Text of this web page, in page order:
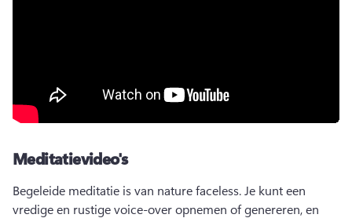
Meditatievideo's
Begeleide meditatie is van nature faceless. Je kunt een
vredige en rustige voice-over opnemen of genereren, en